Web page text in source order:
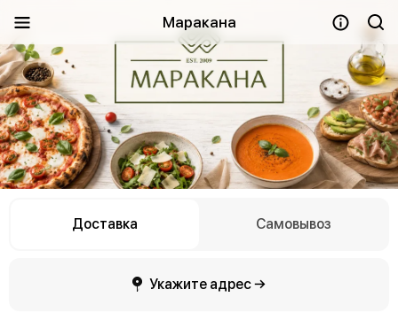
Маракана
Доставка Самовывоз
Укажите адрес →